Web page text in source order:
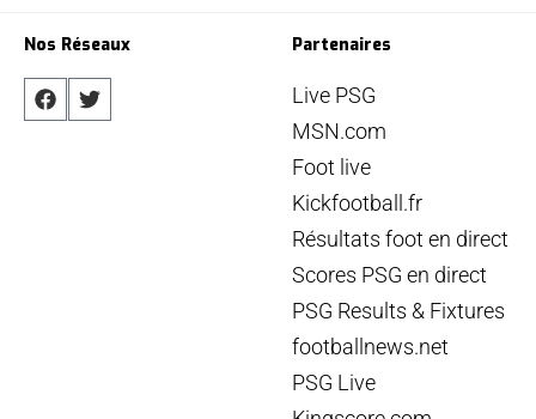
Nos Réseaux Partenaires
Live PSG
MSN.com
Foot live
Kickfootball.fr
Résultats foot en direct
Scores PSG en direct
PSG Results & Fixtures
footballnews.net
PSG Live